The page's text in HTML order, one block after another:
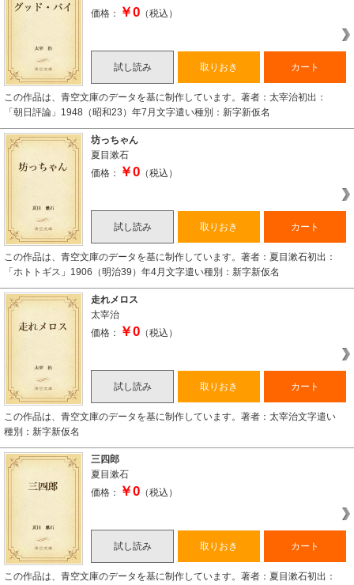
価格：
￥0 （税込）
試し読み 取りおき カート
この作品は、青空文庫のデータを基に制作しています。著者：太宰治初出：
「朝日評論」1948（昭和23）年7月文字遣い種別：新字新仮名
坊っちゃん
夏目漱石
価格：
￥0 （税込）
試し読み 取りおき カート
この作品は、青空文庫のデータを基に制作しています。著者：夏目漱石初出：
「ホトトギス」1906（明治39）年4月文字遣い種別：新字新仮名
走れメロス
太宰治
価格：
￥0 （税込）
試し読み 取りおき カート
この作品は、青空文庫のデータを基に制作しています。著者：太宰治文字遣い
種別：新字新仮名
三四郎
夏目漱石
価格：
￥0 （税込）
試し読み 取りおき カート
この作品は、青空文庫のデータを基に制作しています。著者：夏目漱石初出：